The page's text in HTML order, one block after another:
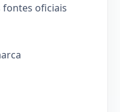
fontes oficiais